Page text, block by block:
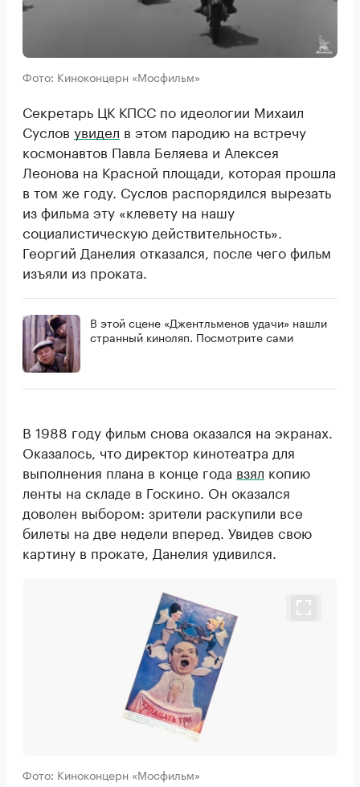
Фото: Киноконцерн «Мосфильм»
Секретарь ЦК КПСС по идеологии Михаил
Суслов увидел в этом пародию на встречу
космонавтов Павла Беляева и Алексея
Леонова на Красной площади, которая прошла
в том же году. Суслов распорядился вырезать
из фильма эту «клевету на нашу
социалистическую действительность».
Георгий Данелия отказался, после чего фильм
изъяли из проката.
В этой сцене «Джентльменов удачи» нашли
странный киноляп. Посмотрите сами
В 1988 году фильм снова оказался на экранах.
Оказалось, что директор кинотеатра для
выполнения плана в конце года взял копию
ленты на складе в Госкино. Он оказался
доволен выбором: зрители раскупили все
билеты на две недели вперед. Увидев свою
картину в прокате, Данелия удивился.
Фото: Киноконцерн «Мосфильм»